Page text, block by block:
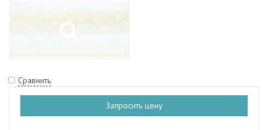
Сравнить
Запросить цену